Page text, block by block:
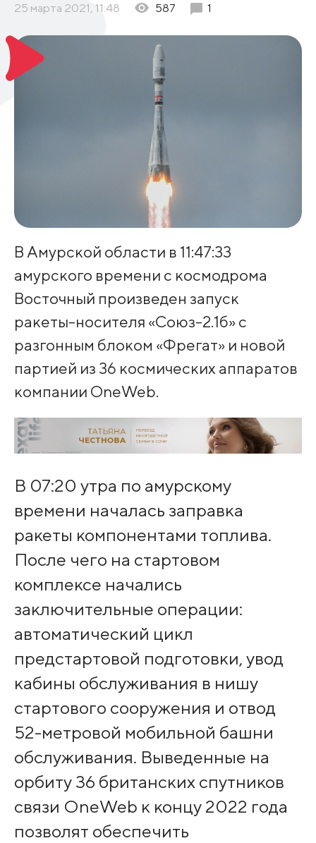
25 марта 2021, 11:48 587 1
В Амурской области в 11:47:33
амурского времени с космодрома
Восточный произведен запуск
ракеты-носителя «Союз-2.1б» с
разгонным блоком «Фрегат» и новой
партией из 36 космических аппаратов
компании OneWeb.
В 07:20 утра по амурскому
времени началась заправка
ракеты компонентами топлива.
После чего на стартовом
комплексе начались
заключительные операции:
автоматический цикл
предстартовой подготовки, увод
кабины обслуживания в нишу
стартового сооружения и отвод
52-метровой мобильной башни
обслуживания. Выведенные на
орбиту 36 британских спутников
связи OneWeb к концу 2022 года
позволят обеспечить